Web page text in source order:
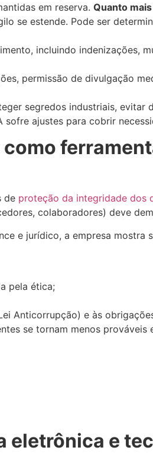
em reserva. Quanto
se estende. Pode ser
incluindo indenizações,
permissão de divulgação
segredos industriais,
ajustes para cobrir
de proteção da integridade dos
colaboradores) deve
e jurídico, a empresa mostra
pela ética;
Anticorrupção) e às
se tornam menos
eletrônica e